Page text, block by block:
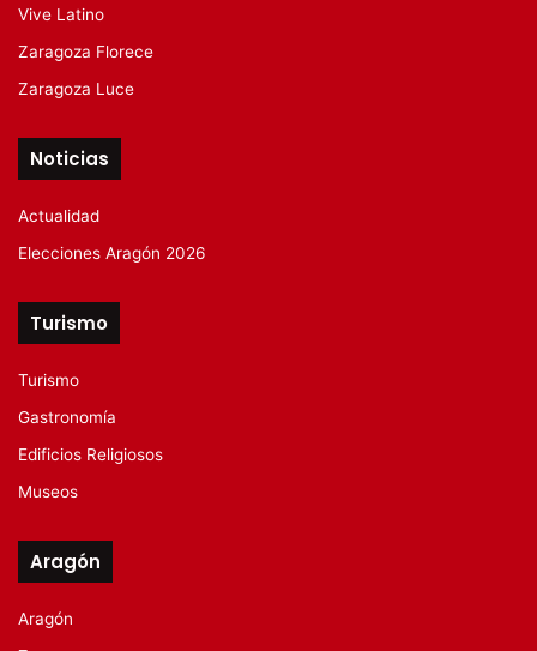
Vive Latino
Zaragoza Florece
Zaragoza Luce
Noticias
Actualidad
Elecciones Aragón 2026
Turismo
Turismo
Gastronomía
Edificios Religiosos
Museos
Aragón
Aragón